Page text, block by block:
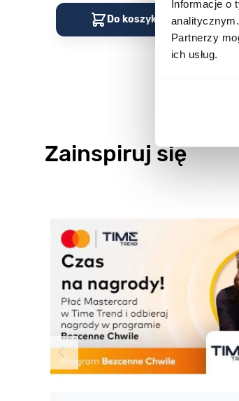
Informacje o
analitycznym.
Partnerzy
ich usług.
Do koszyka
Zainspiruj się